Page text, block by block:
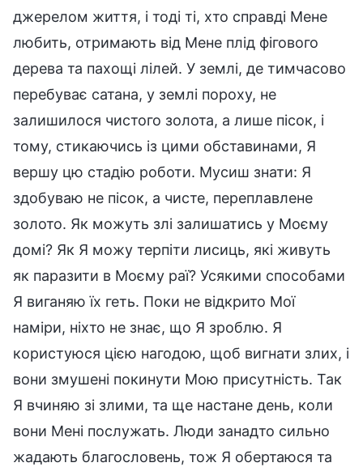
джерелом життя, і тоді ті, хто справді Мене
любить, отримають від Мене плід фігового
дерева та пахощі лілей. У землі, де тимчасово
перебуває сатана, у землі пороху, не
залишилося чистого золота, а лише пісок, і
тому, стикаючись із цими обставинами, Я
вершу цю стадію роботи. Мусиш знати: Я
здобуваю не пісок, а чисте, переплавлене
золото. Як можуть злі залишатись у Моєму
домі? Як Я можу терпіти лисиць, які живуть
як паразити в Моєму раї? Усякими способами
Я виганяю їх геть. Поки не відкрито Мої
наміри, ніхто не знає, що Я зроблю. Я
користуюся цією нагодою, щоб вигнати злих, і
вони змушені покинути Мою присутність. Так
Я вчиняю зі злими, та ще настане день, коли
вони Мені послужать. Люди занадто сильно
жадають благословень, тож Я обертаюся та